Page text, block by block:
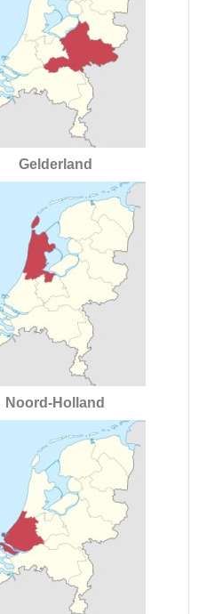
Gelderland
Noord-Holland